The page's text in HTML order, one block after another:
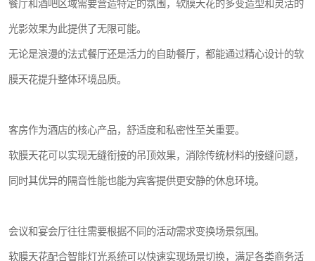
餐厅和酒吧区域需要营造特定的氛围，软膜天花的多变造型和灵活的
光影效果为此提供了无限可能。
无论是浪漫的法式餐厅还是活力的自助餐厅，都能通过精心设计的软
膜天花提升整体环境品质。
客房作为酒店的核心产品，舒适度和私密性至关重要。
软膜天花可以实现无缝衔接的吊顶效果，消除传统材料的接缝问题，
同时其优异的隔音性能也能为宾客提供更安静的休息环境。
会议和宴会厅往往需要根据不同的活动需求变换场景氛围。
软膜天花配合智能灯光系统可以快速实现场景切换，满足各类商务活